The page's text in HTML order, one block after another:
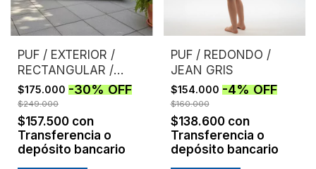
PUF / EXTERIOR /
RECTANGULAR /
AZUL
$175.000 -30%OFF
$249.000
$157.500 con
Transferencia o
depósito bancario
PUF / REDONDO /
JEAN GRIS
$154.000 -4%OFF
$160.000
$138.600 con
Transferencia o
depósito bancario